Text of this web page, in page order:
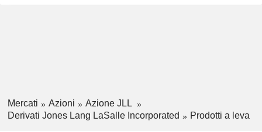
Mercati Azioni
Azione JLL
Derivati Jones Lang LaSalle Incorporated
Prodotti a leva